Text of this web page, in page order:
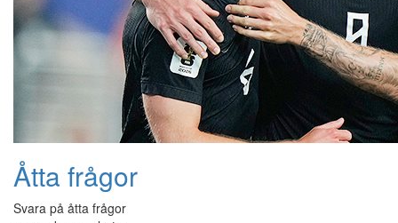
Åtta frågor
Svara på åtta frågor